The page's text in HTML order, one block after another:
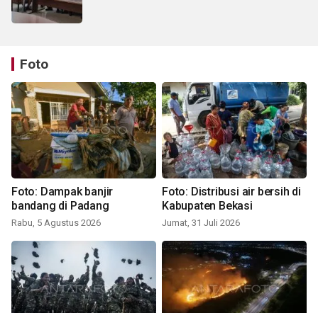
Foto
Foto: Dampak banjir
bandang di Padang
Rabu, 5 Agustus 2026
Foto: Distribusi air bersih di
Kabupaten Bekasi
Jumat, 31 Juli 2026